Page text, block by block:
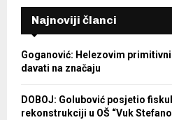
Najnoviji članci
Goganović: Helezovim
davati na značaju
DOBOJ: Golubović posjetio
rekonstrukciji u OŠ “Vuk